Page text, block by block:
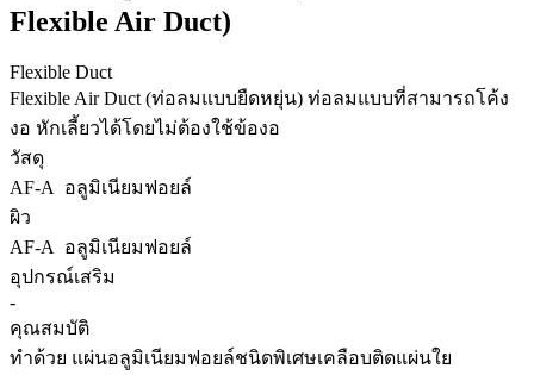
Flexible Air Duct)
Flexible Duct
Flexible Air Duct (ท่อลมแบบยืดหยุ่น) ท่อลมแบบที่สามารถโค้ง
งอ หักเลี้ยวได้โดยไม่ต้องใช้ข้องอ
วัสดุ
AF-A อลูมิเนียมฟอยล์
ผิว
AF-A อลูมิเนียมฟอยล์
อุปกรณ์เสริม
-
คุณสมบัติ
ทำด้วย แผ่นอลูมิเนียมฟอยล์ชนิดพิเศษเคลือบติดแผ่นใย